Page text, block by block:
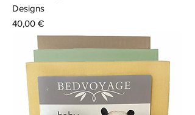
Designs
Preis
40,00 €